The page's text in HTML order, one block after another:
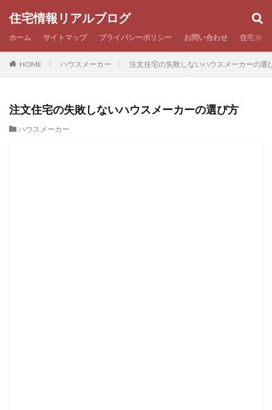
住宅情報リアルブログ
ホーム サイトマップ プライバシーポリシー お問い合わせ 住宅お役
HOME ハウスメーカー 注文住宅の失敗しないハウスメーカーの選
注文住宅の失敗しないハウスメーカーの選び方
ハウスメーカー